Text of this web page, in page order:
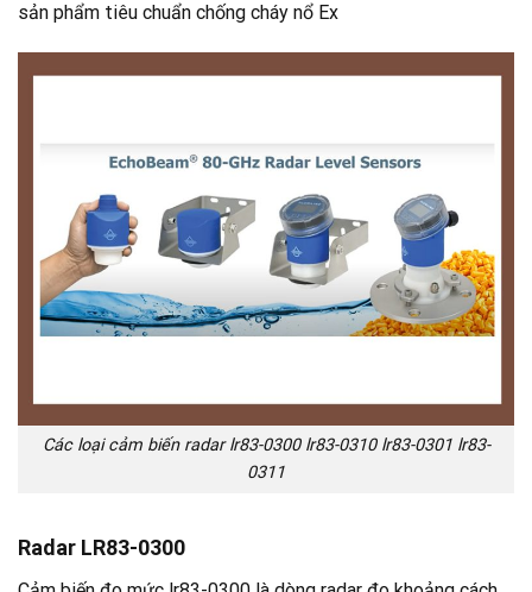
sản phẩm tiêu chuẩn chống cháy nổ Ex
Các loại cảm biến radar lr83-0300 lr83-0310 lr83-0301 lr83-
0311
Radar LR83-0300